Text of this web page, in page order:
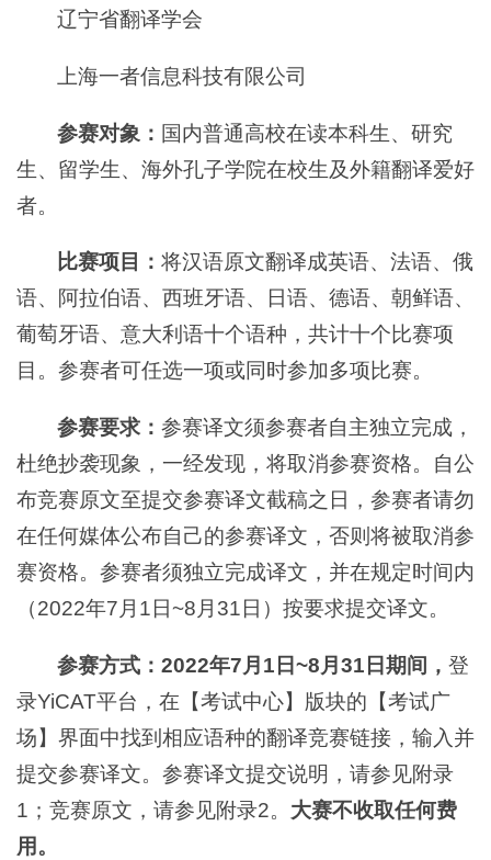
辽宁省翻译学会
上海一者信息科技有限公司
参赛对象： 国内普通高校在读本科生、研究
生、留学生、海外孔子学院在校生及外籍翻译爱好
者。
比赛项目：将汉语原文翻译成英语、法语、俄
语、阿拉伯语、西班牙语、日语、德语、朝鲜语、
葡萄牙语、意大利语十个语种，共计十个比赛项
目。参赛者可任选一项或同时参加多项比赛。
参赛要求：参赛译文须参赛者自主独立完成，
杜绝抄袭现象，一经发现，将取消参赛资格。自公
布竞赛原文至提交参赛译文截稿之日，参赛者请勿
在任何媒体公布自己的参赛译文，否则将被取消参
赛资格。参赛者须独立完成译文，并在规定时间内
（2022年7月1日~8月31日）按要求提交译文。
参赛方式：2022年7月1日~8月31日期间，登
录YiCAT平台，在【考试中心】版块的【考试广
场】界面中找到相应语种的翻译竞赛链接，输入并
提交参赛译文。参赛译文提交说明，请参见附录
1；竞赛原文，请参见附录2。 大赛不收取任何费
用。